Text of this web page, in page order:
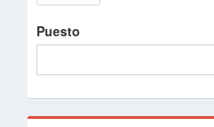
Puesto